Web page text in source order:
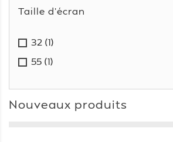
Taille d'écran
32 (1)
55 (1)
Nouveaux produits